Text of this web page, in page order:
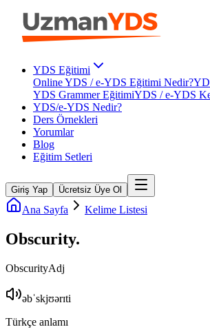
YDS Eğitimi
Online YDS / e-YDS Eğitimi Nedir?
YDS Grammer EğitimiYDS / e-YDS
YDS/e-YDS Nedir?
Ders Örnekleri
Yorumlar
Blog
Eğitim Setleri
Giriş Yap Ücretsiz Üye Ol
Ana Sayfa Kelime Listesi
Obscurity.
ObscurityAdj
əbˈskjʊərɪti
Türkçe anlamı